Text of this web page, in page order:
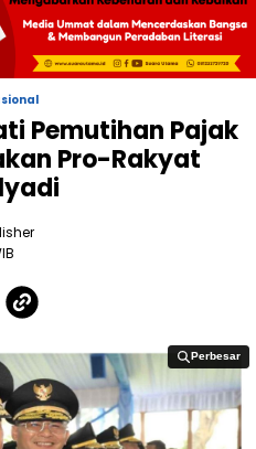
Pemutihan Pajak
Pro-Rakyat
Perbesar
Perbesar